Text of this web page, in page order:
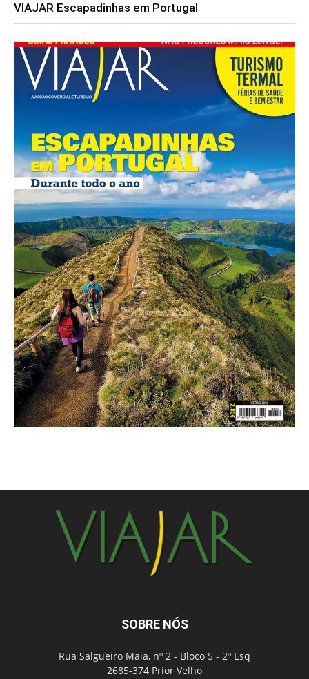
VIAJAR Escapadinhas em Portugal
SOBRE NÓS
Rua Salgueiro Maia, nº 2 - Bloco 5 - 2º Esq
2685-374 Prior Velho